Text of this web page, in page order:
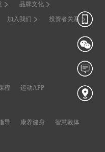
品牌文化
加入我们 投资者关系
程 运动APP
导 康养健身 智慧教体